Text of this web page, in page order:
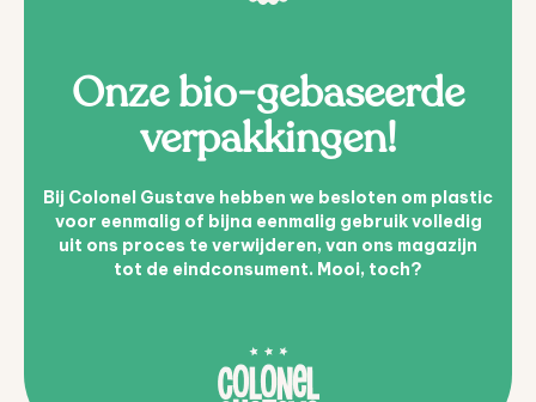
Onze bio-gebaseerde
verpakkingen!
Bij Colonel Gustave hebben we besloten om plastic
voor eenmalig of bijna eenmalig gebruik volledig
uit ons proces te verwijderen, van ons magazijn
tot de eindconsument. Mooi, toch?